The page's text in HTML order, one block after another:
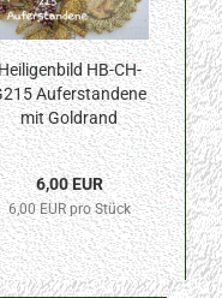
Heiligenbild HB-CH-
Auferstandene
mit Goldrand
42x57mm
6,00 EUR
6,00 EUR pro Stück